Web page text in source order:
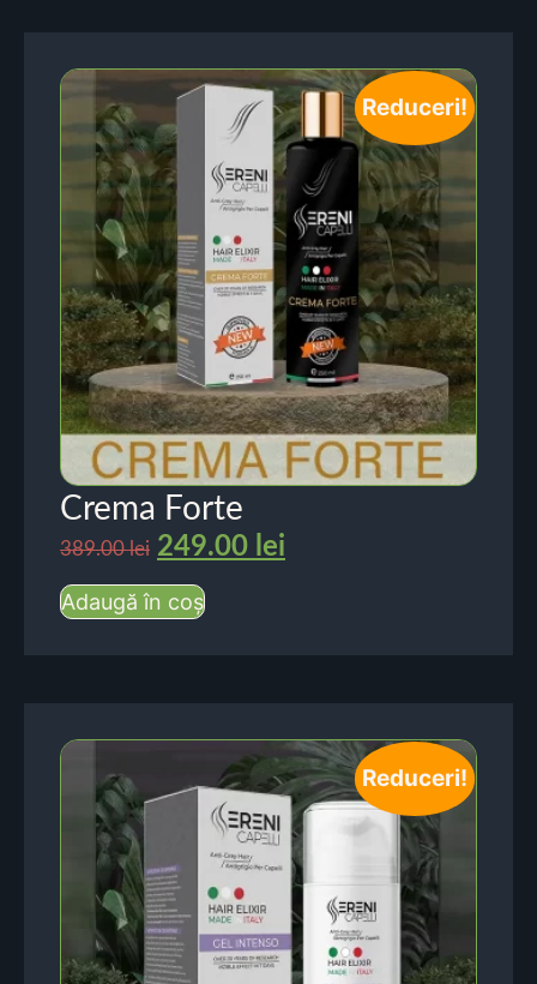
Reduceri!
Crema Forte
389.00lei 249.00 lei
Adaugă în coș
Reduceri!